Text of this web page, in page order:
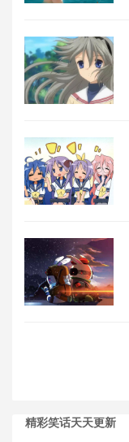
精彩笑话天天更新